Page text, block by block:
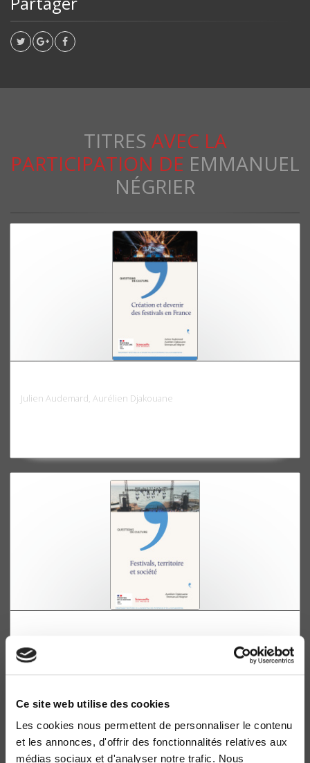
Ce site web utilise des cookies
Les cookies nous permettent de personnaliser le contenu
et les annonces, d'offrir des fonctionnalités relatives aux
médias sociaux et d'analyser notre trafic. Nous
TITRES AVEC LA
PARTICIPATION DE EMMANUEL
NÉGRIER
Julien Audemard, Aurélien Djakouane
Aurélien Djakouane, Emmanuel Négrier